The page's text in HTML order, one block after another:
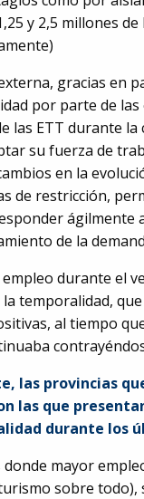
y 2,5 millones
gracias en
por parte de las
las ETT durante la
su fuerza de
en la
de restricción,
ágilmente
de la
empleo durante el
temporalidad,
al tiempo
las provincias
las que
durante los
mayor
sobre todo),